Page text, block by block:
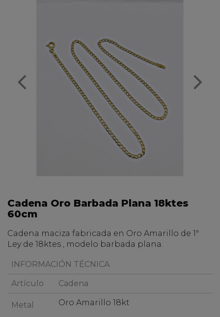
Cadena Oro Barbada Plana 18ktes
60cm
Cadena maciza fabricada en Oro Amarillo de 1ª
Ley de 18ktes , modelo barbada plana.
INFORMACIÓN TÉCNICA
Artículo Cadena
Metal Oro Amarillo 18kt